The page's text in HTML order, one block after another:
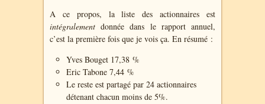
A ce propos, la liste des actionnaires est
intégralement donnée dans le rapport annuel,
c’est la première fois que je vois ça. En résumé :
Yves Bouget 17,38 %
Eric Tabone 7,44 %
Le reste est partagé par 24 actionnaires
détenant chacun moins de 5%.